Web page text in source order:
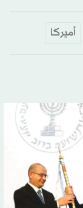
أميركا